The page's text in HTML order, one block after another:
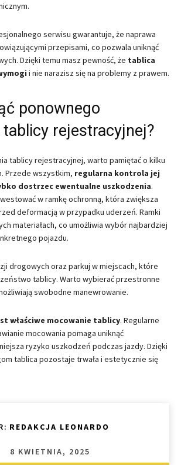
serwisu gwarantuje, że naprawa
przepisami, co pozwala uniknąć
Dzięki temu masz pewność, że tablica
i nie narazisz się na problemy z prawem.
ponownego
rejestracyjnej?
tablicy rejestracyjnej, warto pamiętać o kilku
Przede wszystkim, regularna kontrola jej
dostrzec ewentualne uszkodzenia.
w ramkę ochronną, która zwiększa
deformacją w przypadku uderzeń. Ramki
materiałach, co umożliwia wybór najbardziej
pojazdu.
drogowych oraz parkuj w miejscach, które
tablicy. Warto wybierać przestronne
swobodne manewrowanie.
właściwe mocowanie tablicy. Regularne
mocowania pomaga uniknąć
ryzyko uszkodzeń podczas jazdy. Dzięki
tablica pozostaje trwała i estetycznie się
REDAKCJA LEONARDO
8 KWIETNIA, 2025